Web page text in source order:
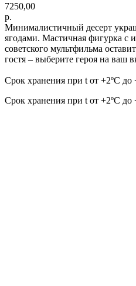
7250,00
р.
Минималистичный десерт
ягодами. Мастичная фигурка с
советского мультфильма
гостя – выберите героя на ваш
Срок хранения при t от +2ºС до
Срок хранения при t от +2ºС до